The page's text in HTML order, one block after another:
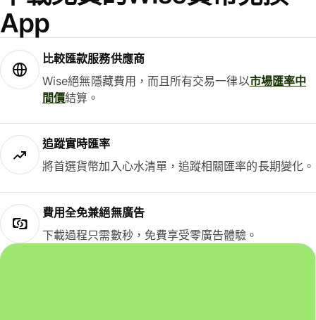
App
比較匯款服務供應商
Wise絕無隱藏費用，而且所有交易一律以市場匯率中
間價結算。
追蹤實時匯率
將首選貨幣加入心水清單，追蹤相關匯率的長期變化。
費用全免兼絕無廣告
下載過程只需數秒，免費享受零廣告體驗。